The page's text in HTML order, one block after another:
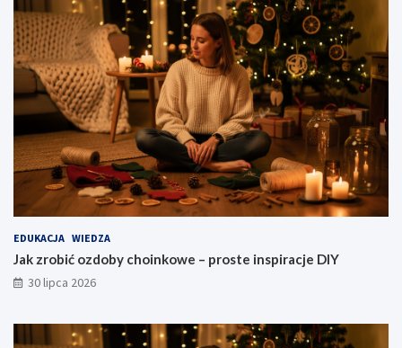
EDUKACJA WIEDZA
Jak zrobić ozdoby choinkowe – proste inspiracje DIY
30 lipca 2026